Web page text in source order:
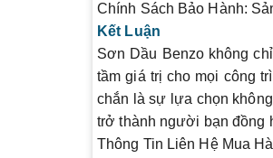
Chính Sách Bảo Hành:
Kết Luận
Sơn Dầu Benzo không
tầm giá trị cho mọi công
chắn là sự lựa chọn
trở thành người bạn đồng
Thông Tin Liên Hệ Mua